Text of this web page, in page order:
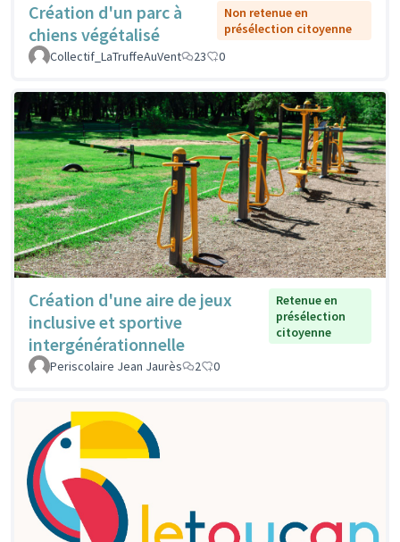
Création d'un parc à
chiens végétalisé
Non retenue en
présélection citoyenne
Collectif_LaTruffeAuVent
23 0
Création d'une aire de jeux
inclusive et sportive
intergénérationnelle
Retenue en
présélection
citoyenne
Periscolaire Jean Jaurès 2 0